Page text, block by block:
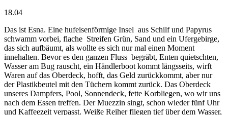
18.04
Das ist Esna. Eine hufeisenförmige Insel aus Schilf und Papyrus
schwamm vorbei, flache Streifen Grün, Sand und ein Ufergebirge,
das sich aufbäumt, als wollte es sich nur mal einen Moment
innehalten. Bevor es den ganzen Fluss begräbt, Enten quietschten,
Wasser am Bug rauscht, ein Händlerboot kommt längsseits, wirft
Waren auf das Oberdeck, hofft, das Geld zurückkommt, aber nur
der Plastikbeutel mit den Tüchern kommt zurück. Das Oberdeck
unseres Dampfers, Pool, Sonnendeck, fette Korbliegen, wo wir uns
nach dem Essen treffen. Der Muezzin singt, schon wieder fünf Uhr
und Kaffeezeit verpasst. Weiße Reiher fliegen tief über dem Wasser,